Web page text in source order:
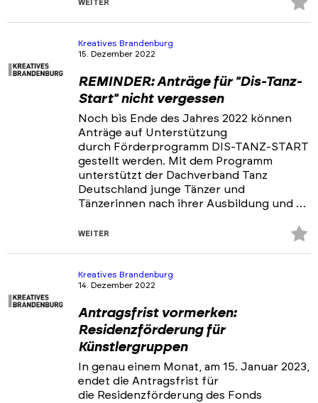
WEITER
Kreatives Brandenburg
15. Dezember 2022
REMINDER: Anträge für "Dis-Tanz-
Start" nicht vergessen
Noch bis Ende des Jahres 2022 können
Anträge auf Unterstützung
durch Förderprogramm DIS-TANZ-START
gestellt werden. Mit dem Programm
unterstützt der Dachverband Tanz
Deutschland junge Tänzer und
Tänzerinnen nach ihrer Ausbildung und …
WEITER
Kreatives Brandenburg
14. Dezember 2022
Antragsfrist vormerken:
Residenzförderung für
Künstlergruppen
In genau einem Monat, am 15. Januar 2023,
endet die Antragsfrist für
die Residenzförderung des Fonds